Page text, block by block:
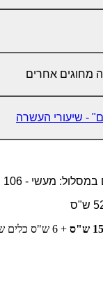
מחוגים אחרים
- שיעורי העשרה
מעשי - 106 ש"ס
+ 6 ש"ס כלים שלובים